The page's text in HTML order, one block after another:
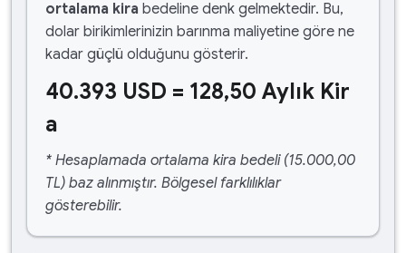
ortalama kira bedeline denk gelmektedir. Bu,
dolar birikimlerinizin barınma maliyetine göre ne
kadar güçlü olduğunu gösterir.
40.393 USD = 128,50 Aylık Kir
a
* Hesaplamada ortalama kira bedeli (15.000,00
TL) baz alınmıştır. Bölgesel farklılıklar
gösterebilir.